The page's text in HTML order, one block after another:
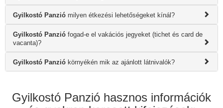
Gyilkostó Panzió milyen étkezési lehetőségeket kínál?
Gyilkostó Panzió fogad-e el vakációs jegyeket (tichet és card de
vacanta)?
Gyilkostó Panzió környékén mik az ajánlott látnivalók?
Gyilkostó Panzió hasznos információk